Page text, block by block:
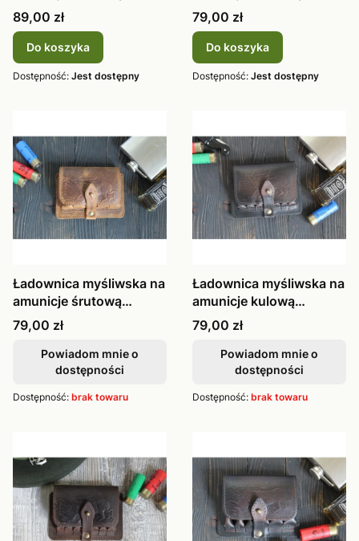
skórzana r
Cena
89,00 zł
Do koszyka
Dostępność: Jest dostępny
skórzana b
Cena
79,00 zł
Do koszyka
Dostępność: Jest dostępny
Ładownica myśliwska na
amunicje śrutową
skórzana b
Cena
79,00 zł
Powiadom mnie o
dostępności
Dostępność: brak towaru
Ładownica myśliwska na
amunicje kulową
skórzana retro
Cena
79,00 zł
Powiadom mnie o
dostępności
Dostępność: brak towaru